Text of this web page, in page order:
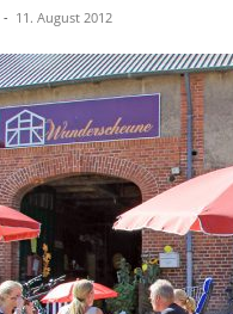
- 11. August 2012